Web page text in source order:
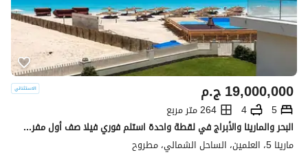
ج.م19,000,000
5
4
264 متر مربع
البحر والمارينا والأبراج في لقطة واحدة استلم فوري فيلا صف أول مفروشة للبيع مارينا 5 لسان الوزيرالساحل جوار مراسي والعلمين North Coast Marina 5
مارينا 5، العلمين، الساحل الشمالي، مطروح